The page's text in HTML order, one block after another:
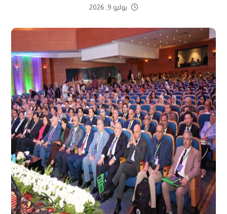
يوليو 9, 2026